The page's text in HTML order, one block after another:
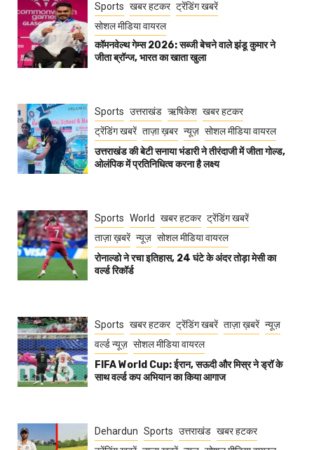
Sports खबर हटकर ट्रेंडिंग खबरें
सोशल मीडिया वायरल
कॉमनवेल्थ गेम्स 2026: सब्जी बेचने वाले झंडू कुमार ने
जीता ब्रॉन्ज, भारत का खाता खुला
Sports उत्तराखंड ऋषिकेश खबर हटकर
ट्रेंडिंग खबरें ताज़ा ख़बर न्यूज़ सोशल मीडिया वायरल
उत्तराखंड की बेटी सनाया भंडारी ने तीरंदाजी में जीता गोल्ड,
ओलंपिक में प्रतिनिधित्व करना है लक्ष्य
Sports World खबर हटकर ट्रेंडिंग खबरें
ताज़ा ख़बरें न्यूज़ सोशल मीडिया वायरल
रोनाल्डो ने रचा इतिहास, 24 घंटे के अंदर तोड़ा मेसी का
वर्ल्ड रिकॉर्ड
Sports खबर हटकर ट्रेंडिंग खबरें ताज़ा ख़बरें न्यूज़
वर्ल्ड न्यूज़ सोशल मीडिया वायरल
FIFA World Cup: ईरान, सऊदी और मिस्र ने ड्रॉ के
साथ वर्ल्ड कप अभियान का किया आगाज
Dehardun Sports उत्तराखंड खबर हटकर